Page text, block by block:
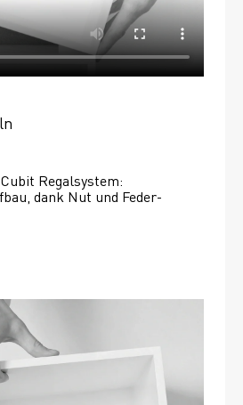
Regalsystem:
dank Nut und Feder-